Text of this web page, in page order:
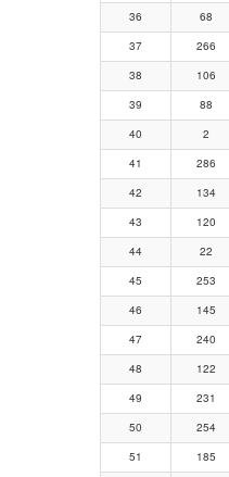
36
68
37
266
38
106
39
88
40
2
41
286
42
134
43
120
44
22
45
253
46
145
47
240
48
122
49
231
50
254
51
185